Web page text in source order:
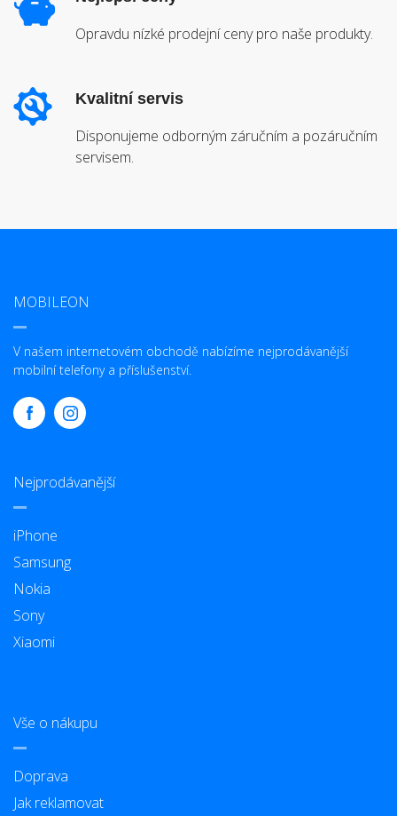
Opravdu nízké prodejní ceny pro naše produkty.
Kvalitní servis
Disponujeme odborným záručním a pozáručním
servisem.
MOBILEON
V našem internetovém obchodě nabízíme nejprodávanější
mobilní telefony a příslušenství.
Nejprodávanější
iPhone
Samsung
Nokia
Sony
Xiaomi
Vše o nákupu
Doprava
Jak reklamovat